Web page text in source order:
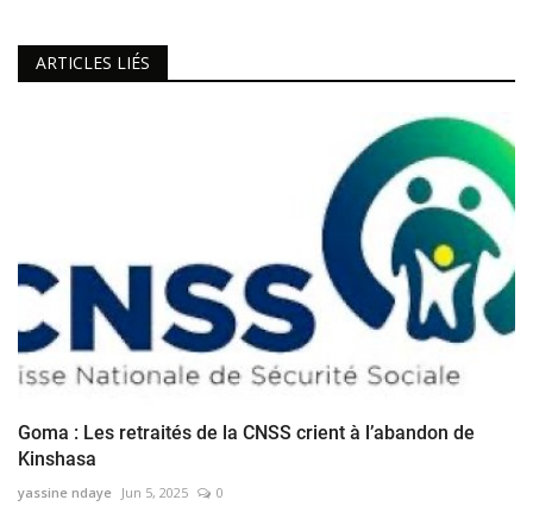
ARTICLES LIÉS
Goma : Les retraités de la CNSS crient à l’abandon de
Kinshasa
yassine ndaye Jun 5, 2025 0